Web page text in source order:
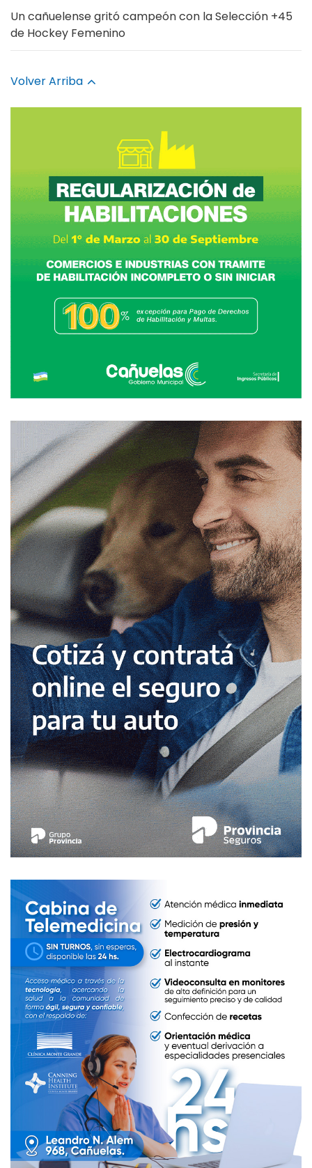
Un cañuelense gritó campeón con la Selección +45
de Hockey Femenino
Volver Arriba